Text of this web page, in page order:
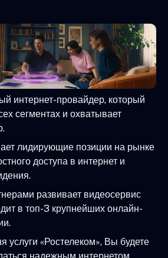
интернет-провайдер, который
сегментах и охватывает
лидирующие позиции на рынке
доступа в интернет и
развивает видеосервис
в топ-3 крупнейших онлайн-
услуги «Ростелеком», Вы будете
надежным интернетом,